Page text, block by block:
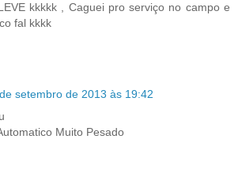
kkkkk , Caguei pro serviço no campo e
fal kkkk
setembro de 2013 às 19:42
Muito Pesado